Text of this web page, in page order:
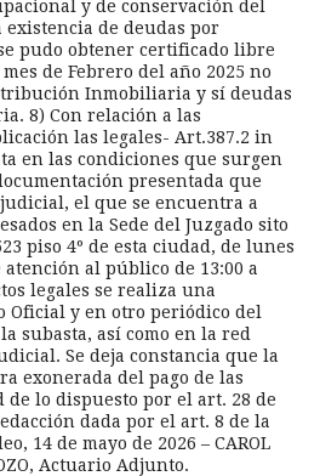
y de conservación del
existencia de deudas por
pudo obtener certificado libre
de Febrero del año 2025 no
Inmobiliaria y sí deudas
8) Con relación a las
las legales- Art.387.2 in
en las condiciones que surgen
presentada que
el que se encuentra a
en la Sede del Juzgado sito
piso 4º de esta ciudad, de lunes
al público de 13:00 a
legales se realiza una
y en otro periódico del
subasta, así como en la red
Se deja constancia que la
exonerada del pago de las
lo dispuesto por el art. 28 de
dada por el art. 8 de la
14 de mayo de 2026 – CAROL
Actuario Adjunto.